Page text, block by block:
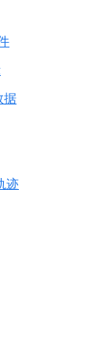
据
迹